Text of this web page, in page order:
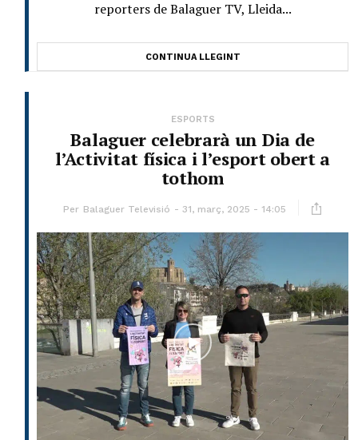
reporters de Balaguer TV, Lleida...
CONTINUA LLEGINT
ESPORTS
Balaguer celebrarà un Dia de
l’Activitat física i l’esport obert a
tothom
Per Balaguer Televisió 31, març, 2025 - 14:05